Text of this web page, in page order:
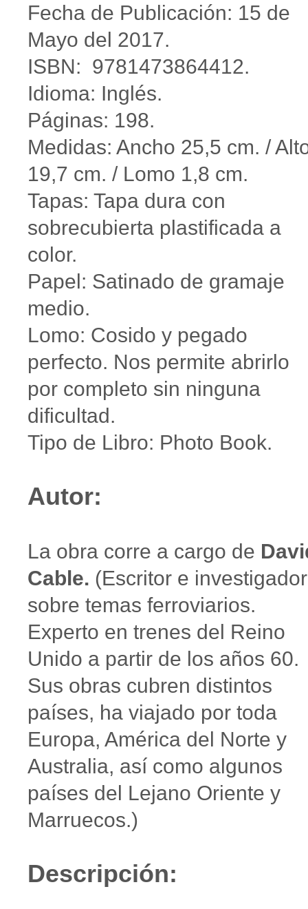
Fecha de Publicación: 15 de
Mayo del 2017.
ISBN: 9781473864412.
Idioma: Inglés.
Páginas: 198.
Medidas: Ancho 25,5 cm. /
19,7 cm. / Lomo 1,8 cm.
Tapas: Tapa dura con
sobrecubierta plastificada a
color.
Papel: Satinado de gramaje
medio.
Lomo: Cosido y pegado
perfecto. Nos permite abrirlo
por completo sin ninguna
dificultad.
Tipo de Libro: Photo Book.
Autor:
La obra corre a cargo de
Cable. (Escritor e investigador
sobre temas ferroviarios.
Experto en trenes del Reino
Unido a partir de los años 60.
Sus obras cubren distintos
países, ha viajado por toda
Europa, América del Norte y
Australia, así como algunos
países del Lejano Oriente y
Marruecos.)
Descripción: